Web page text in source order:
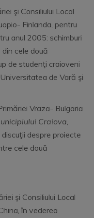
şi Consiliului Local
Finlanda, pentru
anul 2005: schimburi
cele două
de studenţi craioveni
de Vară şi
Vraza- Bulgaria
Craiova,
despre proiecte
cele două
şi Consiliului Local
în vederea